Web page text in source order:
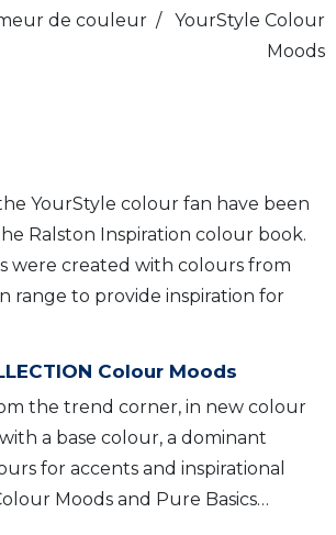
de couleur / YourStyle Colour
Moods
YourStyle colour fan have been
Ralston Inspiration colour book.
were created with colours from
range to provide inspiration for
Colour Moods
the trend corner, in new colour
a base colour, a dominant
for accents and inspirational
Moods and Pure Basics…